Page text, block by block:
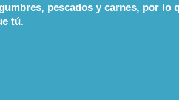
pescados y carnes, por lo
tú.